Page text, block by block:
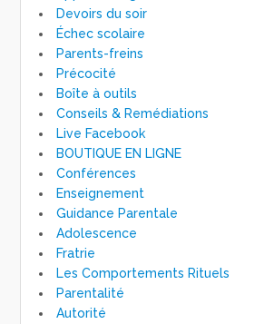
Devoirs du soir
Échec scolaire
Parents-freins
Précocité
Boîte à outils
Conseils & Remédiations
Live Facebook
BOUTIQUE EN LIGNE
Conférences
Enseignement
Guidance Parentale
Adolescence
Fratrie
Les Comportements Rituels
Parentalité
Autorité